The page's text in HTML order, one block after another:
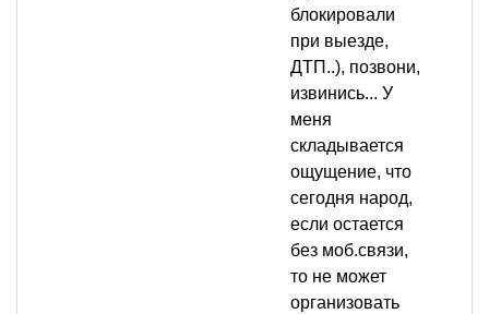
блокировали
при выезде,
ДТП..), позвони,
извинись... У
меня
складывается
ощущение, что
сегодня народ,
если остается
без моб.связи,
то не может
организовать